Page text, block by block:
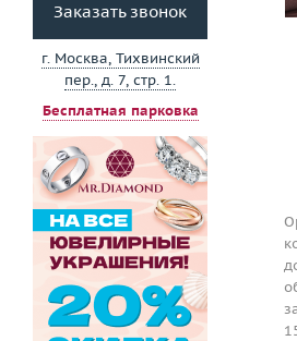
Заказать звонок
г. Москва, Тихвинский
пер., д. 7, стр. 1.
Бесплатная парковка